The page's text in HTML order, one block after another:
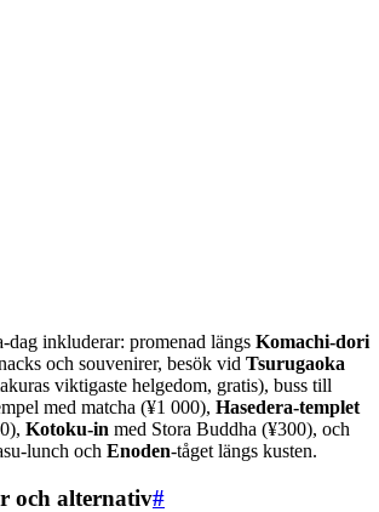
inkluderar: promenad längs Komachi-dori
och souvenirer, besök vid Tsurugaoka
viktigaste helgedom, gratis), buss till
med matcha (¥1 000), Hasedera-templet
Kotoku-in med Stora Buddha (¥300), och
lunch och Enoden-tåget längs kusten.
och alternativ#